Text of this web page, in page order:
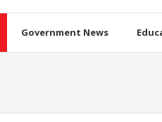
Government News